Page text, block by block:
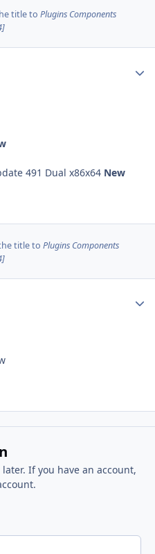
title to Plugins Components
491 Dual x86x64 New
title to Plugins Components
If you have an account,